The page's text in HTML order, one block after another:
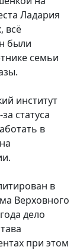
Ладария
всё
были
семьи
институт
статуса
в
в
Верховного
дело
при этом